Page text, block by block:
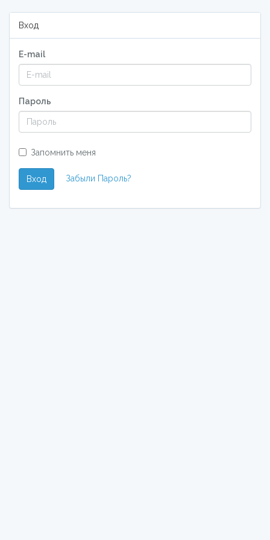
Вход
E-mail
Пароль
Запомнить меня
Забыли Пароль?